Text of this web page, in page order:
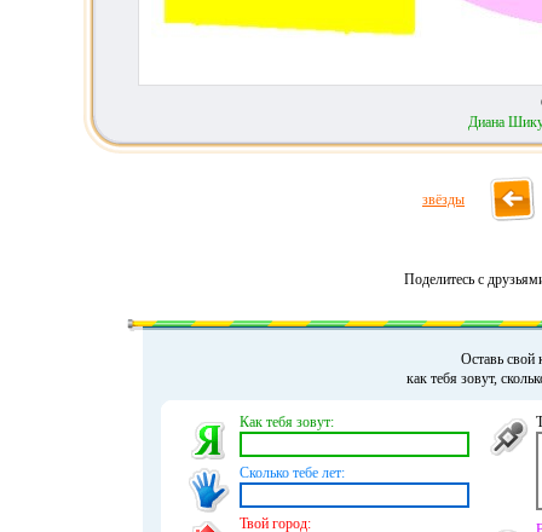
Диана
звёзды
Поделитесь с
Оставь свой
как тебя зовут,
Как тебя зовут:
Сколько тебе лет:
Твой город: